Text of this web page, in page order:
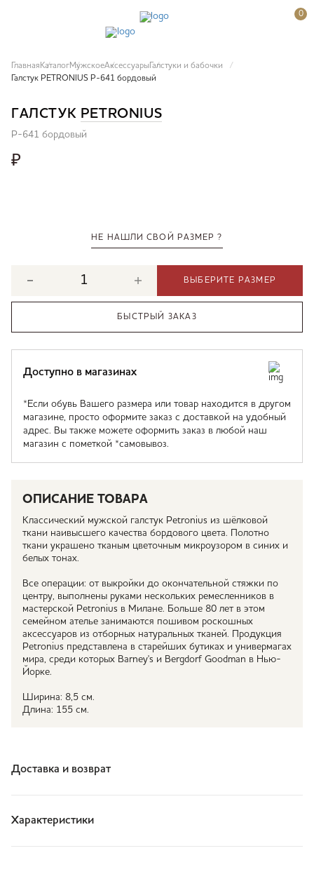
0
Главная КаталогМужскоеАксессуары Галстуки и бабочки
Галстук PETRONIUS P-641 бордовый
ГАЛСТУК PETRONIUS
P-641 бордовый
₽
НЕ НАШЛИ СВОЙ РАЗМЕР ?
ВЫБЕРИТЕ РАЗМЕР
БЫСТРЫЙ ЗАКАЗ
Доступно в магазинах
*Если обувь Вашего размера или товар находится в другом
магазине, просто оформите заказ с доставкой на удобный
адрес. Вы также можете оформить заказ в любой наш
магазин с пометкой *самовывоз.
ОПИСАНИЕ ТОВАРА
Классический мужской галстук Petronius из шёлковой
ткани наивысшего качества бордового цвета. Полотно
ткани украшено тканым цветочным микроузором в синих и
белых тонах.
Все операции: от выкройки до окончательной стяжки по
центру, выполнены руками нескольких ремесленников в
мастерской Petronius в Милане. Больше 80 лет в этом
семейном ателье занимаются пошивом роскошных
аксессуаров из отборных натуральных тканей. Продукция
Petronius представлена в старейших бутиках и универмагах
мира, среди которых Barney's и Bergdorf Goodman в Нью-
Йорке.
Ширина: 8,5 см.
Длина: 155 см.
Доставка и возврат
Характеристики